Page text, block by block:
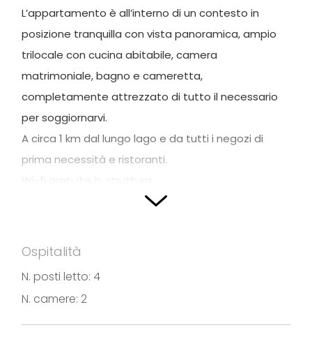
L’appartamento è all’interno di un contesto in
posizione tranquilla con vista panoramica, ampio
trilocale con cucina abitabile, camera
matrimoniale, bagno e cameretta,
completamente attrezzato di tutto il necessario
per soggiornarvi.
A circa 1 km dal lungo lago e da tutti i negozi di
prima necessità e ristoranti.
Fotografie e testi forniti da Casa Vacanza Giulia.
Ospitalità
N. posti letto: 4
N. camere: 2